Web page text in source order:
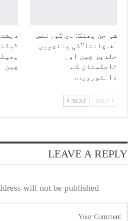
شی جن پھنگ: دی گورننس
آف چائنا”کی پانچویں
جلدپر چین اور
تاجکستان کے
دانشوروں…
چین
NEXT
LEAVE A REPLY
will not be published.